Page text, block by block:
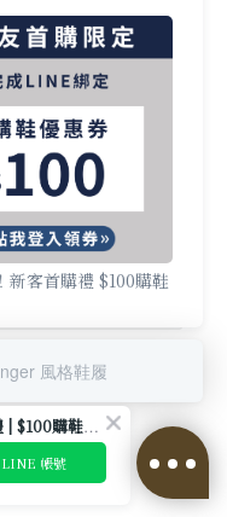
樂福鞋 - Va303棕
新客首購禮 $100購鞋
風格鞋履
新客首購禮 | $100購鞋優惠券
LINE 帳號